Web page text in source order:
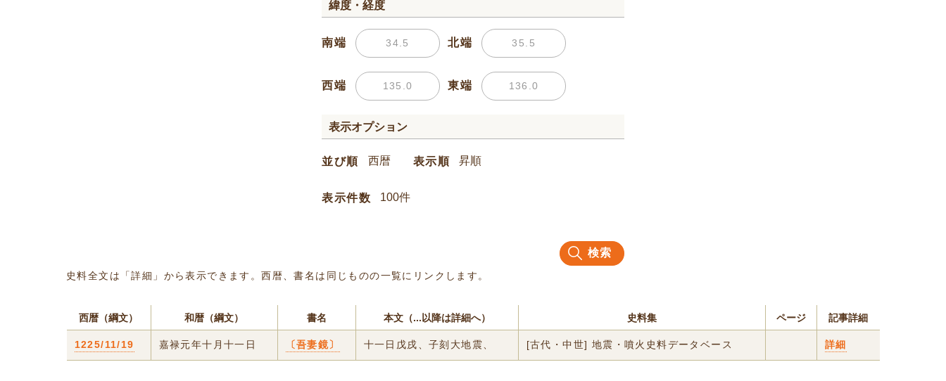
緯度・経度
南端 北端
西端 東端
表示オプション
並び順 表示順
表示件数
検索
史料全文は「詳細」から表示できます。西暦、書名は同じものの一覧にリンクします。
西暦（綱文） 和暦（綱文） 書名 本文（...以降は詳細へ） 史料集 ページ 記事詳細
1225/11/19 嘉禄元年十月十一日 〔吾妻鏡〕 十一日戊戌、子刻大地震、 [古代・中世] 地震・噴火史料データベース 詳細